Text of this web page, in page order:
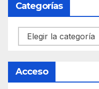
Categorías
Categorías
Acceso